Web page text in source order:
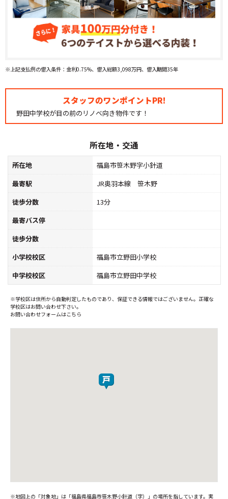
※上記支払例の借入条件：金利0.75%、借入総額3,098万円、借入期間35年
スタッフのワンポイントPR!
野田中学校が目の前のリノベ向き物件です！
所在地・交通
所在地
福島市笹木野字小針道
最寄駅
JR奥羽本線 笹木野
徒歩分数
13分
最寄バス停
徒歩分数
小学校校区
福島市立野田小学校
中学校校区
福島市立野田中学校
※学校区は住所から自動判定したものであり、保証できる情報ではございません。正確な
学校区はお問い合わせ下さい。
お問い合わせフォームはこちら
※地図上の「対象地」は「福島県福島市笹木野小針道（字）」の場所を指しています。実